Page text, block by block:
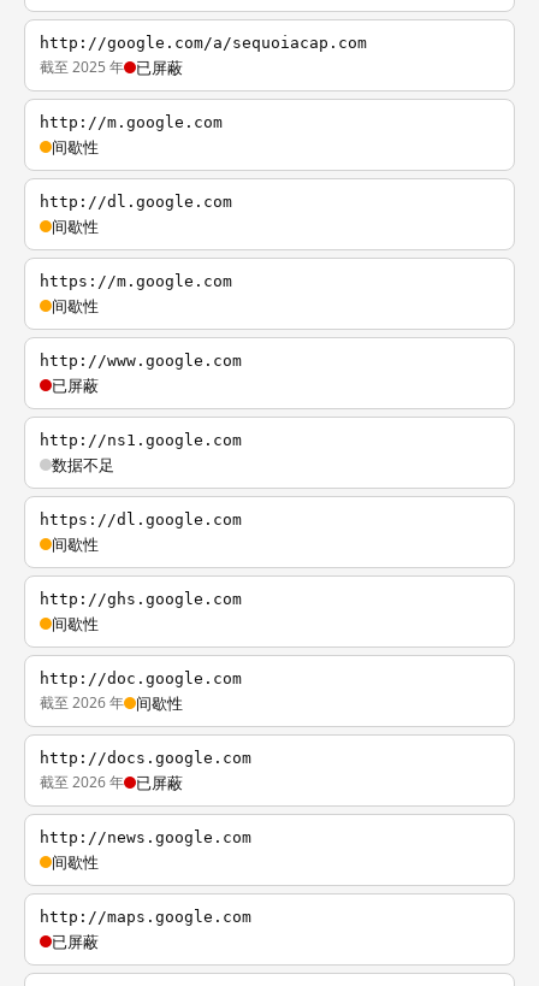
http://google.com/a/sequoiacap.com
截至 2025 年 已屏蔽
http://m.google.com
间歇性
http://dl.google.com
间歇性
https://m.google.com
间歇性
http://www.google.com
已屏蔽
http://ns1.google.com
数据不足
https://dl.google.com
间歇性
http://ghs.google.com
间歇性
http://doc.google.com
截至 2026 年 间歇性
http://docs.google.com
截至 2026 年 已屏蔽
http://news.google.com
间歇性
http://maps.google.com
已屏蔽